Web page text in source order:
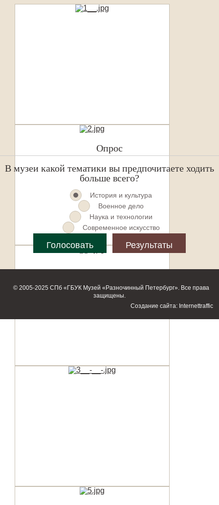
Опрос
В музеи какой тематики вы предпочитаете ходить
больше всего?
История и культура
Военное дело
Наука и технологии
Современное искусство
© 2005-2025 СПб «ГБУК Музей «Разночинный Петербург». Все права
защищены.
Создание сайта: Internettraffic